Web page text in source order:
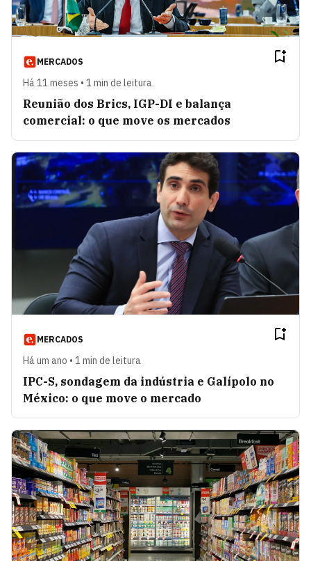
MERCADOS
Há 11 meses • 1 min de leitura
Reunião dos Brics, IGP-DI e balança
comercial: o que move os mercados
MERCADOS
Há um ano • 1 min de leitura
IPC-S, sondagem da indústria e Galípolo no
México: o que move o mercado